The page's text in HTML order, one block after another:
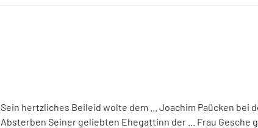
Sein hertzliches Beileid wolte dem ... Joachim Paücken bei
Absterben Seiner geliebten Ehegattinn der ... Frau Gesche